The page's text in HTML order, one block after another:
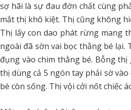
sợ hãi là sự đau đớn chất cùng
mắt thị khô kiệt. Thị cũng không
Thị lấy con dao phát rừng mang
ngoài đã sờn vai bọc thằng bé
đụng vào chim thằng bé. Bỗng
thị dùng cả 5 ngón tay phải sờ
bé còn sống. Thị vội cởi nốt chiếc